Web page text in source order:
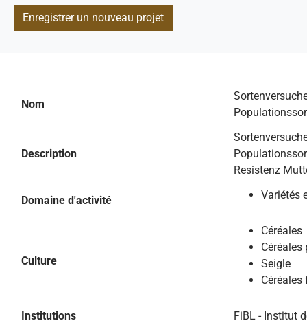
Enregistrer un nouveau projet
Nom
Description
Resistenz
Domaine d'activité Variétés
Culture
Céréales
Seigle
Céréales
Institutions
FiBL - Institut